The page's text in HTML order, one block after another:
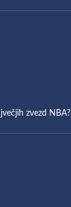
zvezd NBA?